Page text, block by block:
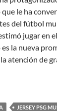
le ha
del fútbol
jugar en
la nueva
atención de
JERSEY PSG